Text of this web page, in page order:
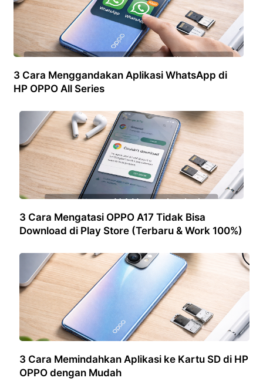
3 Cara Menggandakan Aplikasi WhatsApp di
HP OPPO All Series
3 Cara Mengatasi OPPO A17 Tidak Bisa
Download di Play Store (Terbaru & Work 100%)
3 Cara Memindahkan Aplikasi ke Kartu SD di HP
OPPO dengan Mudah